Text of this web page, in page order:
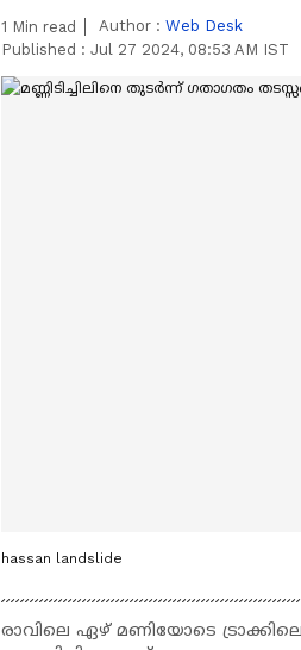
1 Min read Author : Web Desk
Published : Jul 27 2024, 08:53 AM IST
hassan landslide
രാവിലെ ഏഴ് മണിയോടെ